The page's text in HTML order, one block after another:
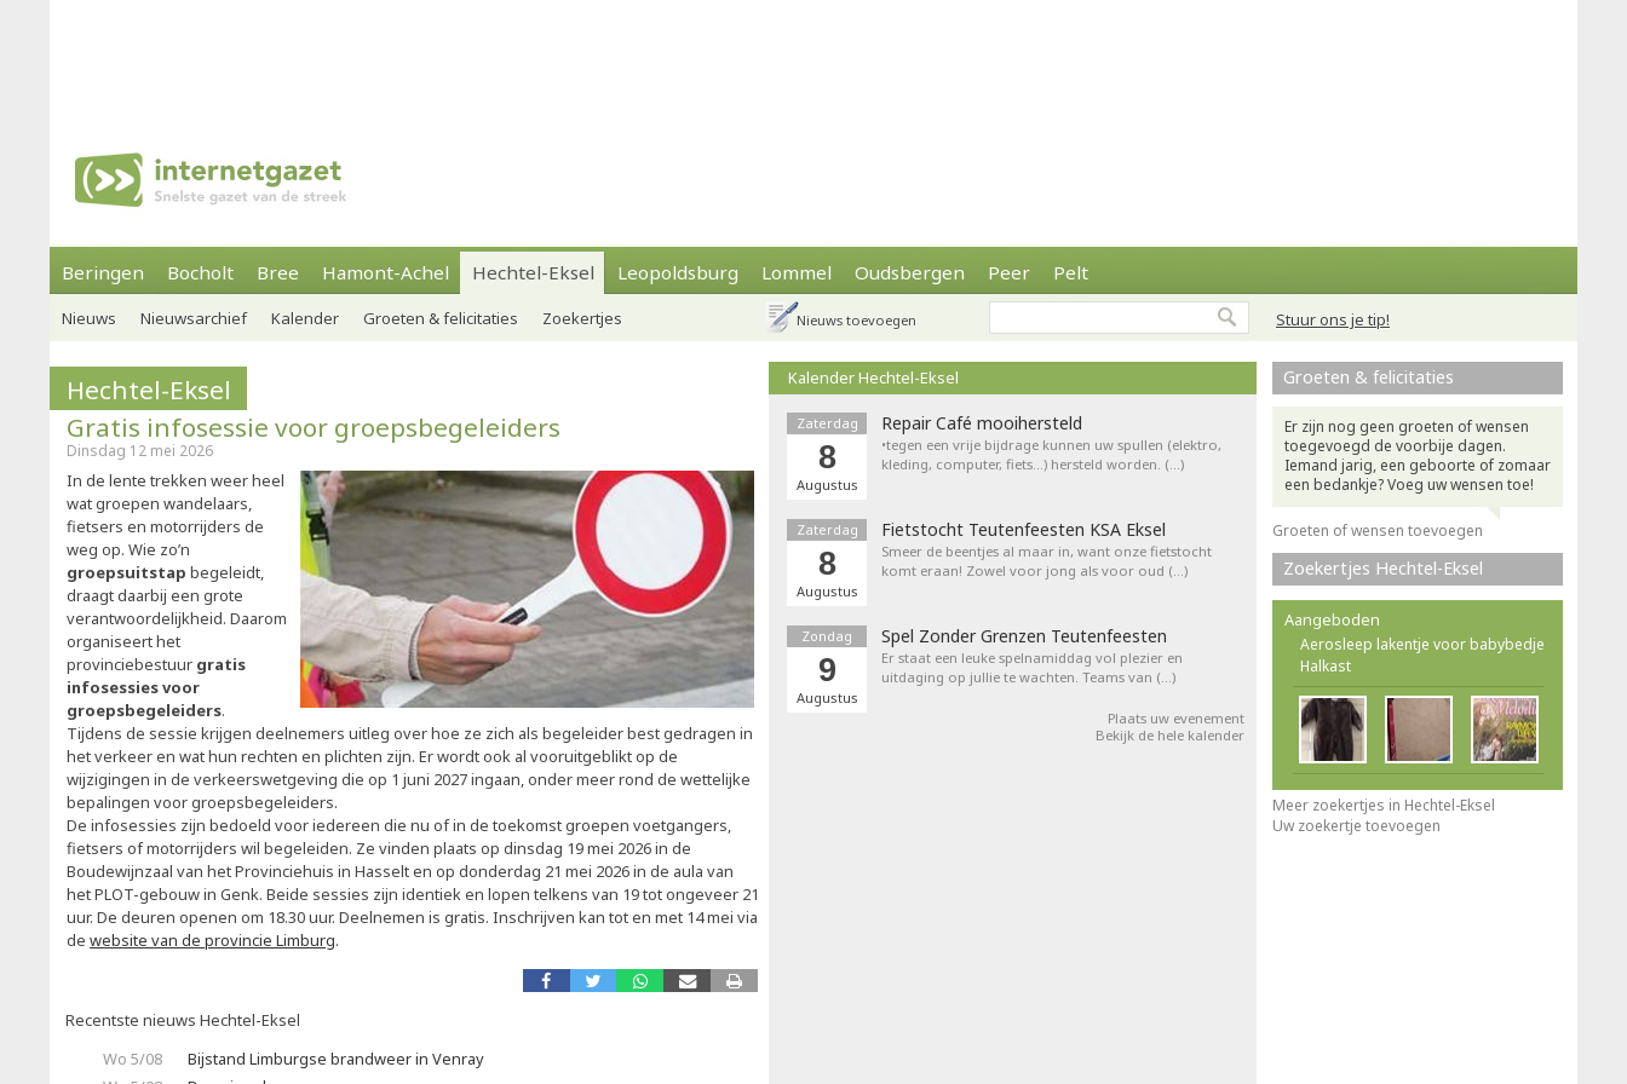
Beringen Bocholt Bree Hamont-Achel Hechtel-Eksel Leopoldsburg Lommel Oudsbergen Peer Pelt
Stuur ons je tip!
Nieuws Nieuwsarchief Kalender Groeten & felicitaties Zoekertjes Nieuws toevoegen
Hechtel-Eksel
Gratis infosessie voor groepsbegeleiders
Dinsdag 12 mei 2026
In de lente trekken weer heel
wat groepen wandelaars,
fietsers en motorrijders de
weg op. Wie zo’n
groepsuitstap begeleidt,
draagt daarbij een grote
verantwoordelijkheid. Daarom
organiseert het
provinciebestuur gratis
infosessies voor
groepsbegeleiders.
Tijdens de sessie krijgen deelnemers uitleg over hoe ze zich als begeleider best gedragen in
het verkeer en wat hun rechten en plichten zijn. Er wordt ook al vooruitgeblikt op de
wijzigingen in de verkeerswetgeving die op 1 juni 2027 ingaan, onder meer rond de wettelijke
bepalingen voor groepsbegeleiders.
De infosessies zijn bedoeld voor iedereen die nu of in de toekomst groepen voetgangers,
fietsers of motorrijders wil begeleiden. Ze vinden plaats op dinsdag 19 mei 2026 in de
Boudewijnzaal van het Provinciehuis in Hasselt en op donderdag 21 mei 2026 in de aula van
het PLOT-gebouw in Genk. Beide sessies zijn identiek en lopen telkens van 19 tot ongeveer 21
uur. De deuren openen om 18.30 uur. Deelnemen is gratis. Inschrijven kan tot en met 14 mei via
de website van de provincie Limburg.
Recentste nieuws Hechtel-Eksel
Wo 5/08
Bijstand Limburgse brandweer in Venray
Kalender Hechtel-Eksel
Zaterdag
8
Augustus
Repair Café mooihersteld
•tegen een vrije bijdrage kunnen uw spullen (elektro,
kleding, computer, fiets…) hersteld worden. (…)
Zaterdag
8
Augustus
Fietstocht Teutenfeesten KSA Eksel
Smeer de beentjes al maar in, want onze fietstocht
komt eraan! Zowel voor jong als voor oud (…)
Zondag
9
Augustus
Spel Zonder Grenzen Teutenfeesten
Er staat een leuke spelnamiddag vol plezier en
uitdaging op jullie te wachten. Teams van (…)
Plaats uw evenement
Bekijk de hele kalender
Groeten & felicitaties
Er zijn nog geen groeten of wensen
toegevoegd de voorbije dagen.
Iemand jarig, een geboorte of zomaar
een bedankje? Voeg uw wensen toe!
Groeten of wensen toevoegen
Zoekertjes Hechtel-Eksel
Aangeboden
Aerosleep lakentje voor babybedje
Halkast
Meer zoekertjes in Hechtel-Eksel
Uw zoekertje toevoegen